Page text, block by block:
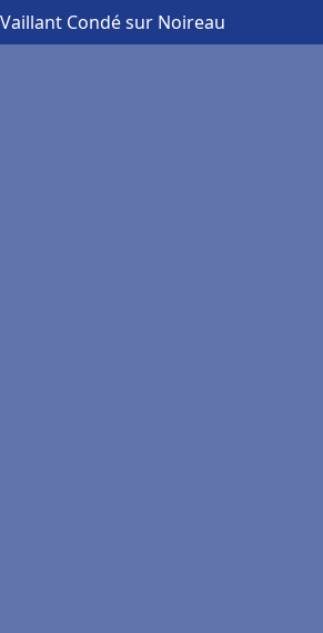
Condé sur Noireau